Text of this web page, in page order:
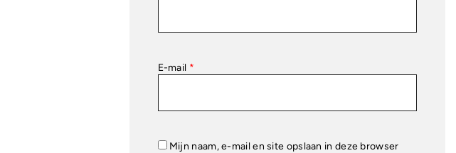
E-mail *
Mijn naam, e-mail en site opslaan in deze browser